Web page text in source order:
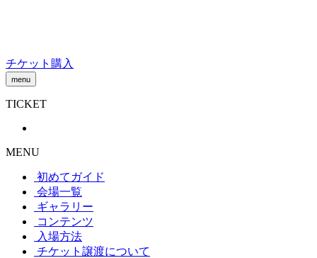
チケット購入
menu
TICKET
MENU
初めてガイド
会場一覧
ギャラリー
コンテンツ
入場方法
チケット譲渡について